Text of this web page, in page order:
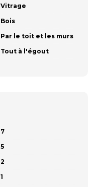
Vitrage
Bois
Par le toit et les murs
Tout à l'égout
7
5
2
1